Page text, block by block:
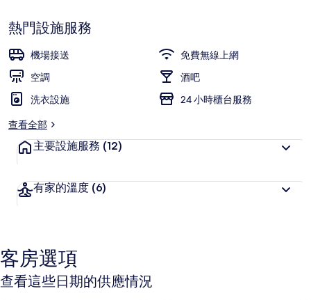
熱門設施服務
機場接送
免費無線上網
空調
酒吧
洗衣設施
24 小時櫃台服務
查看全部
主要設施服務 (12)
有家的溫度 (6)
客房選項
查看這些日期的供應情況